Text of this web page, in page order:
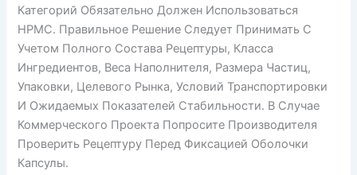
Категорий Обязательно Должен Использоваться
HPMC. Правильное Решение Следует Принимать С
Учетом Полного Состава Рецептуры, Класса
Ингредиентов, Веса Наполнителя, Размера Частиц,
Упаковки, Целевого Рынка, Условий Транспортировки
И Ожидаемых Показателей Стабильности. В Случае
Коммерческого Проекта Попросите Производителя
Проверить Рецептуру Перед Фиксацией Оболочки
Капсулы.